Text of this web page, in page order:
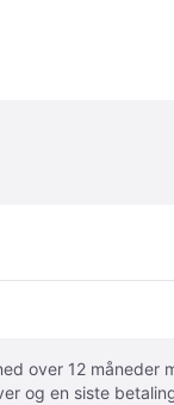
over 12 måneder
og en siste